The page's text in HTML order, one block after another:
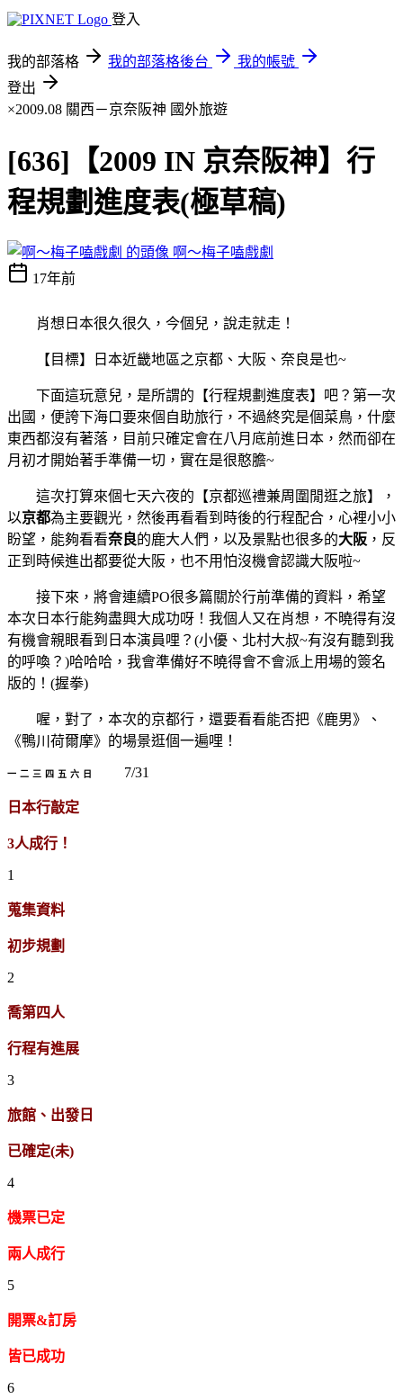
登入
我的部落格 我的部落格後台
我的帳號
登出
×2009.08 關西－京奈阪神 國外旅遊
[636]【2009 IN 京奈阪神】行
程規劃進度表(極草稿)
啊～梅子嗑戲劇
17年前
肖想日本很久很久，今個兒，說走就走！
【目標】日本近畿地區之京都、大阪、奈良是也~
下面這玩意兒，是所謂的【行程規劃進度表】吧？第一次
出國，便誇下海口要來個自助旅行，不過終究是個菜鳥，什麼
東西都沒有著落，目前只確定會在八月底前進日本，然而卻在
月初才開始著手準備一切，實在是很憨膽~
這次打算來個七天六夜的【京都巡禮兼周圍閒逛之旅】，
以京都為主要觀光，然後再看看到時後的行程配合，心裡小小
盼望，能夠看看奈良的鹿大人們，以及景點也很多的大阪 ，反
正到時候進出都要從大阪，也不用怕沒機會認識大阪啦~
接下來，將會連續PO很多篇關於行前準備的資料，希望
本次日本行能夠盡興大成功呀！我個人又在肖想，不曉得有沒
有機會親眼看到日本演員哩？(小優、北村大叔~有沒有聽到我
的呼喚？)哈哈哈，我會準備好不曉得會不會派上用場的簽名
版的！(握拳)
喔，對了，本次的京都行，還要看看能否把《鹿男》、
《鴨川荷爾摩》的場景逛個一遍哩！
一 二 三 四 五 六 日 7/31
日本行敲定
3人成行！
1
蒐集資料
初步規劃
2
喬第四人
行程有進展
3
旅館、出發日
已確定(未)
4
機票已定
兩人成行
5
開票&訂房
皆已成功
6